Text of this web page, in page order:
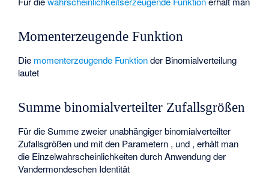
Momenterzeugende Funktion
Die momenterzeugende Funktionder Binomialverteilung
lautet
Summe binomialverteilter Zufallsgrößen
Für die Summezweier unabhängiger binomialverteilter
Zufallsgrößen und mit den Parametern , und ,erhält man
die Einzelwahrscheinlichkeiten durch Anwendung der
Vandermondeschen Identität